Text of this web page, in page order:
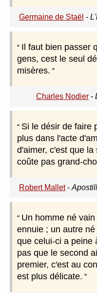
Germaine de Staël -
Il faut bien passer
gens, cest le seul
misères.
Charles Nodier -
Si le désir de faire
plus dans l'acte
d'aimer, c'est que
coûte pas grand-
Robert Mallet-
Un homme né
ennuie ; un autre
que celui-ci a peine
pas que le second
premier, c'est au
est plus délicate.